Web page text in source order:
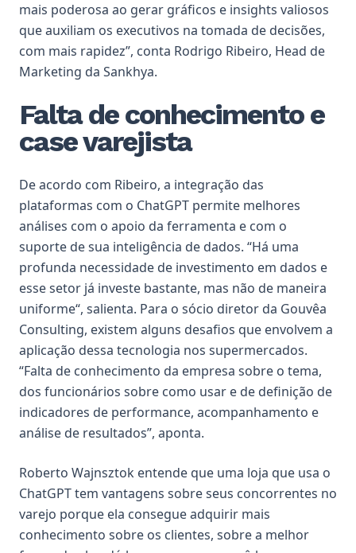
mais poderosa ao gerar gráficos e insights valiosos
que auxiliam os executivos na tomada de decisões,
com mais rapidez”, conta Rodrigo Ribeiro, Head de
Marketing da Sankhya.
Falta de conhecimento e
case varejista
De acordo com Ribeiro, a integração das
plataformas com o ChatGPT permite melhores
análises com o apoio da ferramenta e com o
suporte de sua inteligência de dados. “Há uma
profunda necessidade de investimento em dados e
esse setor já investe bastante, mas não de maneira
uniforme“, salienta. Para o sócio diretor da Gouvêa
Consulting, existem alguns desafios que envolvem a
aplicação dessa tecnologia nos supermercados.
“Falta de conhecimento da empresa sobre o tema,
dos funcionários sobre como usar e de definição de
indicadores de performance, acompanhamento e
análise de resultados”, aponta.
Roberto Wajnsztok entende que uma loja que usa o
ChatGPT tem vantagens sobre seus concorrentes no
varejo porque ela consegue adquirir mais
conhecimento sobre os clientes, sobre a melhor